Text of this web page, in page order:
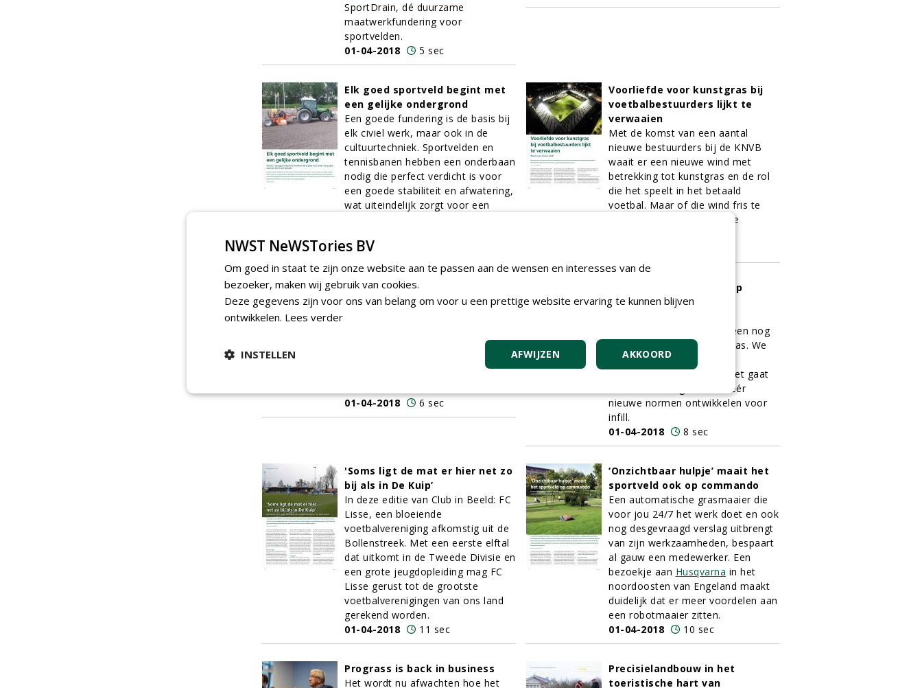
SportDrain, dé duurzame
maatwerkfundering voor
sportvelden.
01-04-2018
5 sec
Elk goed sportveld begint met
een gelijke ondergrond
Een goede fundering is de basis bij
elk civiel werk, maar ook in de
cultuurtechniek. Sportvelden en
tennisbanen hebben een onderbaan
nodig die perfect verdicht is voor
een goede stabiliteit en afwatering,
wat uiteindelijk zorgt voor een
Voorliefde voor kunstgras bij
voetbalbestuurders lijkt te
verwaaien
Met de komst van een aantal
nieuwe bestuurders bij de KNVB
waait er een nieuwe wind met
betrekking tot kunstgras en de rol
die het speelt in het betaald
voetbal. Maar of die wind fris te
noemen is, hangt af van de
Techniek tilt het vak naar een
hoger niveau
Sport en onlangs verkozen tot
01-04-2018
6 sec
Zet spelbeleving weer op
nummer 1
sportveldenbeheer lijkt alleen nog
maar te gaan over kunstgras. We
maken er een soort
rakettechnologie van. En het gaat
maar door: nu gaan we wéér
nieuwe normen ontwikkelen voor
infill.
01-04-2018
8 sec
'Soms ligt de mat er hier net zo
bij als in De Kuip’
In deze editie van Club in Beeld: FC
Lisse, een bloeiende
voetbalvereniging afkomstig uit de
Bollenstreek. Met een eerste elftal
dat uitkomt in de Tweede Divisie en
een grote jeugdopleiding mag FC
Lisse gerust tot de grootste
voetbalverenigingen van ons land
gerekend worden.
01-04-2018
11 sec
‘Onzichtbaar hulpje’ maait het
sportveld ook op commando
Een automatische grasmaaier die
voor jou 24/7 het werk doet en ook
nog desgevraagd verslag uitbrengt
van zijn werkzaamheden, bespaart
al gauw een medewerker. Een
bezoekje aan Husqvarna in het
noordoosten van Engeland maakt
duidelijk dat er meer voordelen aan
een robotmaaier zitten.
01-04-2018
10 sec
Prograss is back in business
Het wordt nu afwachten hoe het
Precisielandbouw in het
toeristische hart van
NWST NeWSTories BV
Om goed in staat te zijn onze website aan te passen aan de wensen en interesses van de
bezoeker, maken wij gebruik van cookies.
Deze gegevens zijn voor ons van belang om voor u een prettige website ervaring te kunnen blijven
ontwikkelen. Lees verder
AKKOORD
AFWIJZEN
INSTELLEN